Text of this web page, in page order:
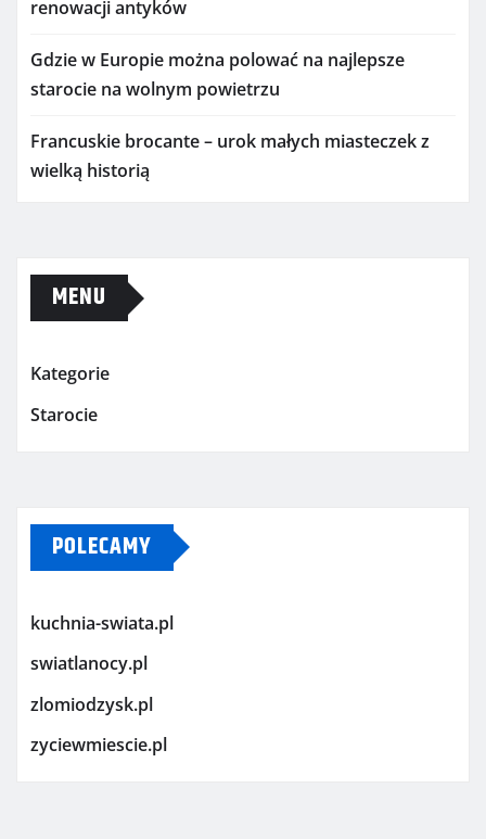
renowacji antyków
Gdzie w Europie można polować na najlepsze
starocie na wolnym powietrzu
Francuskie brocante – urok małych miasteczek z
wielką historią
MENU
Kategorie
Starocie
POLECAMY
kuchnia-swiata.pl
swiatlanocy.pl
zlomiodzysk.pl
zyciewmiescie.pl